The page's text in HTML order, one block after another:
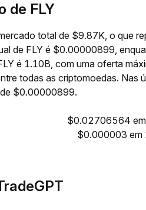
de FLY
total de $9.87K, o que
de FLY é $0.00000899,
é 1.10B, com uma oferta
todas as criptomoedas. Nas
de $0.00000899.
$0.02706564
$0.000003 em